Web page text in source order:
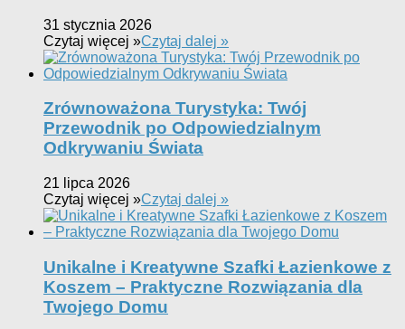
31 stycznia 2026
Czytaj więcej »Czytaj dalej »
Zrównoważona Turystyka: Twój
Przewodnik po Odpowiedzialnym
Odkrywaniu Świata
21 lipca 2026
Czytaj więcej »Czytaj dalej »
Unikalne i Kreatywne Szafki Łazienkowe z
Koszem – Praktyczne Rozwiązania dla
Twojego Domu